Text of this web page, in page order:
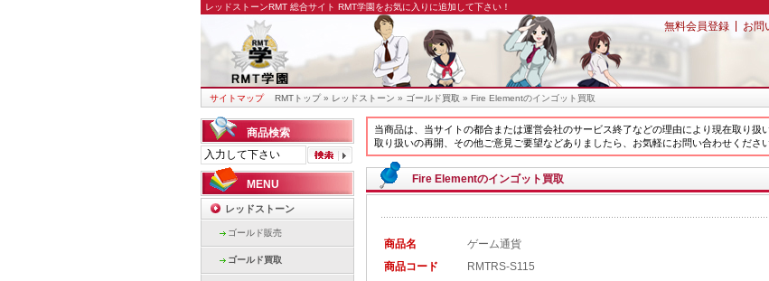
レッドストーンRMT 総合サイト RMT学園をお気に入りに追加して下さい！
無料会員登録 お問
サイトマップ RMTトップ» レッドストーン » ゴールド買取 » Fire Elementのインゴット買取
商品検索
MENU
レッドストーン
ゴールド販売
ゴールド買取
当商品は、当サイトの都合または運営会社のサービス終了などの理由により現在取り扱
取り扱いの再開、その他ご意見ご要望などありましたら、お気軽にお問い合わせください
Fire Elementのインゴット買取
商品名
ゲーム通貨
商品コード
RMTRS-S115